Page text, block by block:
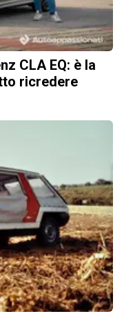
CLA EQ: è la
ricredere